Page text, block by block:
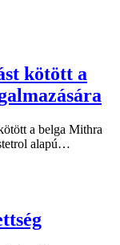
kötött a
a belga Mithra
alapú…